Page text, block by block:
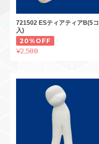
721502 ESティアティアB(5コ
入)
20%OFF
¥2,588